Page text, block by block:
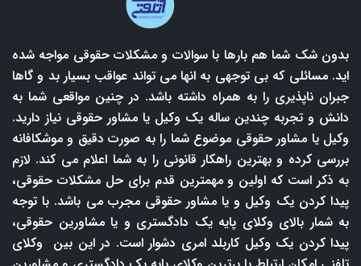
بدون شک شما هم بارها با سوالات و مشکلات حقوقی مواجه شده
اید. مسائلی که بی توجهی به انها می تواند عواقب بسیار بد و گاها
جبران ناپذیری را به همراه داشته باشد. در چنین مواقعی شما به
دانش و تجربه چندین ساله یک وکیل یا مشاور حقوقی نیاز دارید.
وکیل یا مشاور حقوقی موضوع شما را به صورت دقیق و موشکافانه
بررسی کرده و بهترین راهکار قانونی را به شما اعلام می کند. لازم
به ذکر است که اولین و مهمترین قدم برای حل مشکلات حقوقی،
پیدا کردن یک وکیل و یا مشاور حقوقی مجرب می باشد. با توجه
به شمار بالای وکلای پایه یک دادگستری و یا مشاورین حقوقی،
پیدا کردن یک وکیل کاربلد امری دشوار است. در این بین وکلای